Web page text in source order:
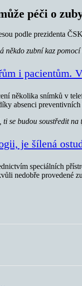
péči o
podle prezidenta
někdo zubní kaz
i pacientům.
několika snímků v
absenci
se budou soustředit na
je šílená
speciálních
nedobře provedené